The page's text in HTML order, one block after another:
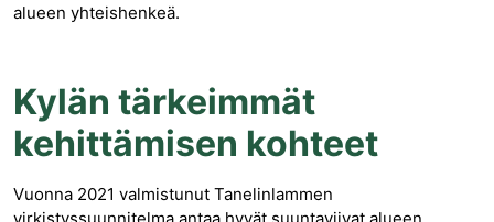
alueen yhteishenkeä.
Kylän tärkeimmät
kehittämisen kohteet
Vuonna 2021 valmistunut Tanelinlammen
virkistyssuunnitelma antaa hyvät suuntaviivat alueen